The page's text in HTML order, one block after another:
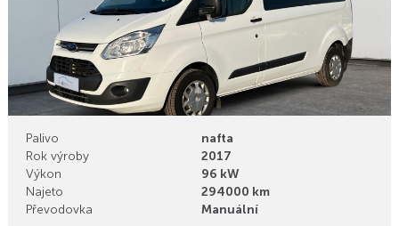
Palivo
nafta
Rok výroby
2017
Výkon
96 kW
Najeto
294000 km
Převodovka
Manuální